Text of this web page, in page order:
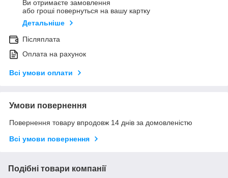
Ви отримаєте замовлення
або гроші повернуться на вашу картку
Детальніше
Післяплата
Оплата на рахунок
Всі умови оплати
Умови повернення
Повернення товару впродовж 14 днів за домовленістю
Всі умови повернення
Подібні товари компанії